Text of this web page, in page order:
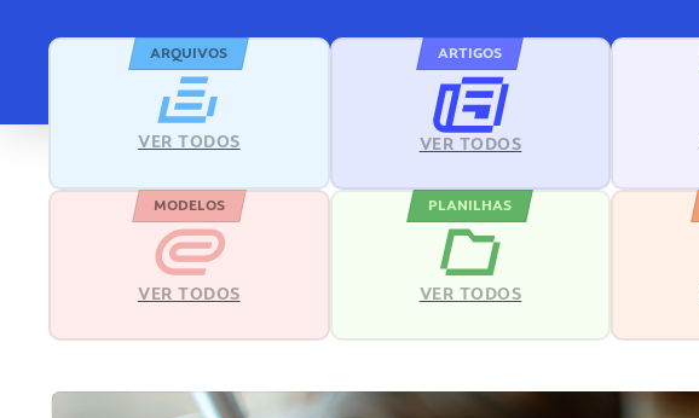
ARQUIVOS
VER TODOS
ARTIGOS
VER TODOS
MODELOS
VER TODOS
PLANILHAS
VER TODOS